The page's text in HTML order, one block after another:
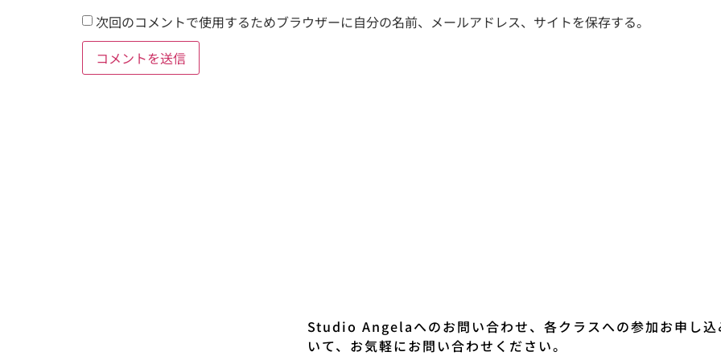
次回のコメントで使用するためブラウザーに自分の名前、メールアドレス、サイトを保存する。
Studio Angelaへのお問い合わせ、各クラスへの参加お申し込
いて、お気軽にお問い合わせください。